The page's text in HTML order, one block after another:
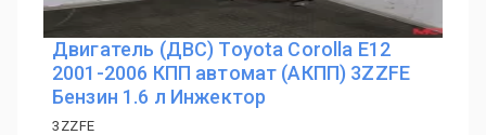
Двигатель (ДВС) Toyota Corolla E12
2001-2006 КПП автомат (АКПП) 3ZZFE
Бензин 1.6 л Инжектор
3ZZFE